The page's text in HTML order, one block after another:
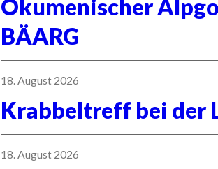
Ökumenischer
BÄARG
Krabbeltreff bei der
18. August 2026
18. August 2026